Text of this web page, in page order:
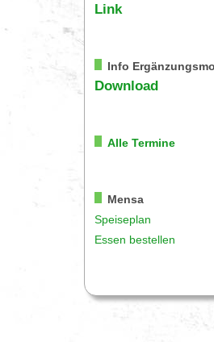
Link
Info
Download
Alle Termine
Mensa
Speiseplan
Essen bestellen